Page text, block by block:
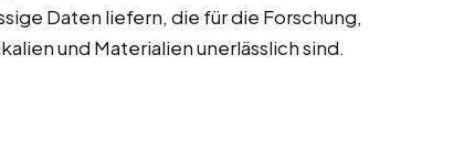
Daten liefern, die für die Forschung,
und Materialien unerlässlich sind.